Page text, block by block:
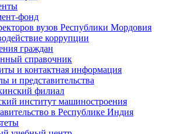
фонд
вузов Республики Мордовия
коррупции
граждан
справочник
и контактная информация
и представительства
филиал
институт машиностроения
в Республике Индия